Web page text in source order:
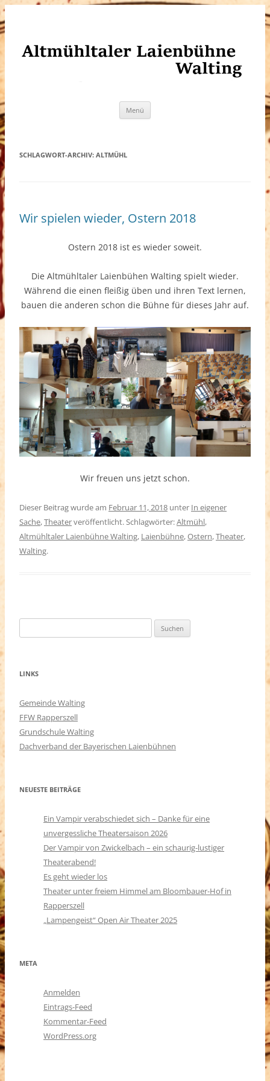
Altmühltaler Laienbühne Walting
Menü
SCHLAGWORT-ARCHIV: ALTMÜHL
Wir spielen wieder, Ostern 2018
Ostern 2018 ist es wieder soweit.
Die Altmühltaler Laienbühen Walting spielt wieder.
Während die einen fleißig üben und ihren Text lernen,
bauen die anderen schon die Bühne für dieses Jahr auf.
Wir freuen uns jetzt schon.
Dieser Beitrag wurde am Februar 11, 2018 unter In eigener
Sache,Theaterveröffentlicht. Schlagwörter:Altmühl,
Altmühltaler Laienbühne Walting, Laienbühne,Ostern,Theater,
Walting.
nach:
LINKS
Gemeinde Walting
FFW Rapperszell
Grundschule Walting
Dachverband der Bayerischen Laienbühnen
NEUESTE BEITRÄGE
Ein Vampir verabschiedet sich – Danke für eine
unvergessliche Theatersaison 2026
Der Vampir von Zwickelbach – ein schaurig-lustiger
Theaterabend!
Es geht wieder los
Theater unter freiem Himmel am Bloombauer-Hof in
Rapperszell
„Lampengeist“ Open Air Theater 2025
META
Anmelden
Eintrags-Feed
Kommentar-Feed
WordPress.org